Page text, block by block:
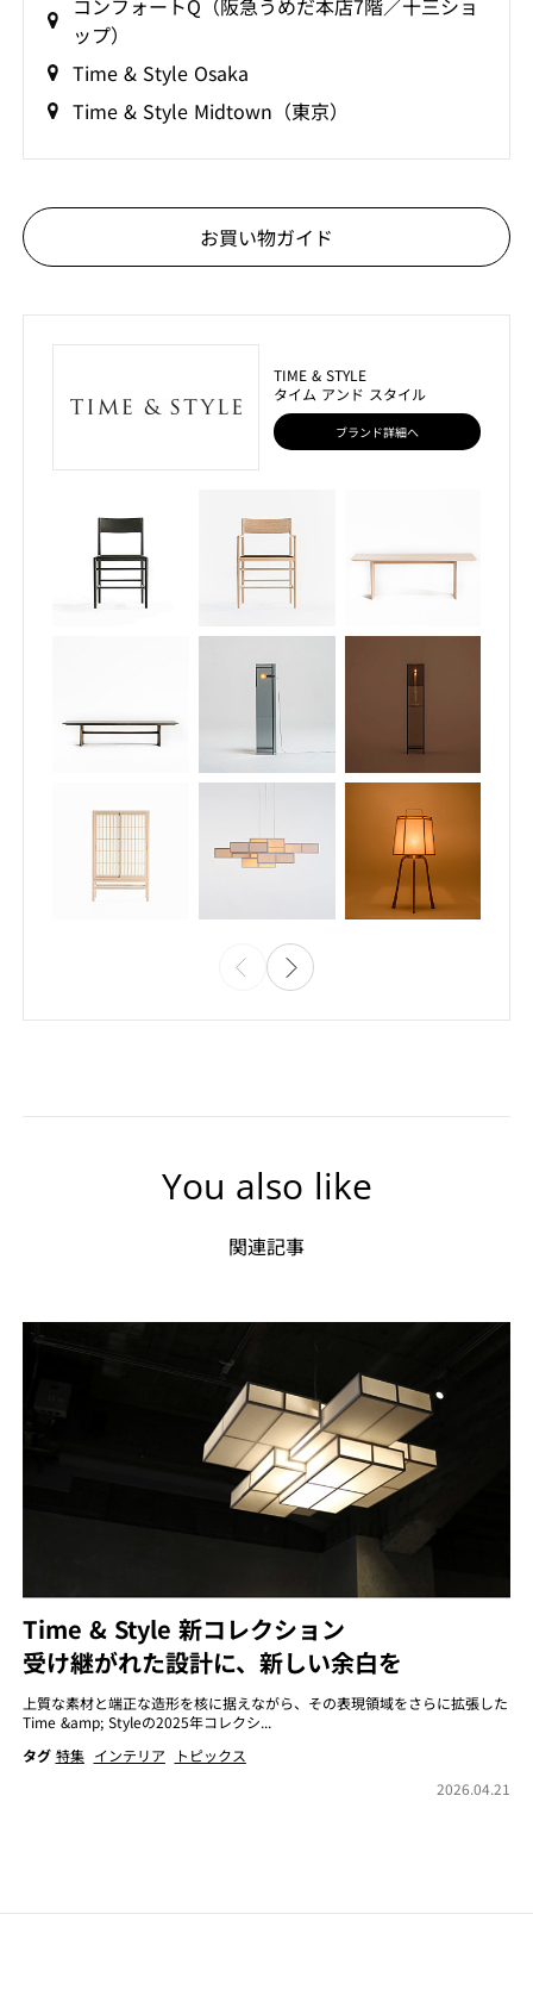
コンフォートQ（阪急うめだ本店7階／十三ショ
ップ）
Time & Style Osaka
Time & Style Midtown（東京）
お買い物ガイド
TIME & STYLE
タイム アンド スタイル
ブランド詳細へ
You also like
関連記事
Time & Style 新コレクション
受け継がれた設計に、新しい余白を
上質な素材と端正な造形を核に据えながら、その表現領域をさらに拡張した
Time &amp; Styleの2025年コレクシ...
タグ 特集 インテリア
トピックス
2026.04.21